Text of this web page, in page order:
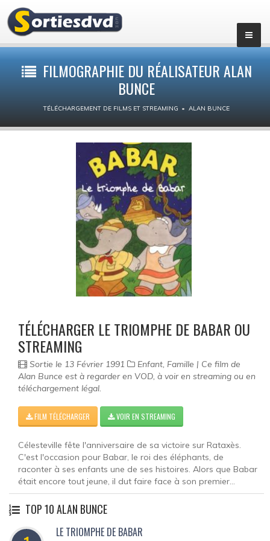
Animation
Comédie dramatique
Fantastique
Guerre
Film historique
Horreur
Policier
Romance
FILMOGRAPHIE DU RÉALISATEUR ALAN
BUNCE
TÉLÉCHARGEMENT DE FILMS ET STREAMING ALAN BUNCE
TÉLÉCHARGER LE TRIOMPHE DE BABAR OU
STREAMING
Sortie le 13 Février 1991
Enfant, Famille | Ce film de
Alan Bunce est à regarder en VOD, à voir en streaming ou en
téléchargement légal.
FILM TÉLÉCHARGER VOIR EN STREAMING
Célesteville fête l'anniversaire de sa victoire sur Rataxès.
C'est l'occasion pour Babar, le roi des éléphants, de
raconter à ses enfants une de ses histoires. Alors que Babar
était encore tout jeune, il dut faire face à son premier...
TOP 10 ALAN BUNCE
LE TRIOMPHE DE BABAR